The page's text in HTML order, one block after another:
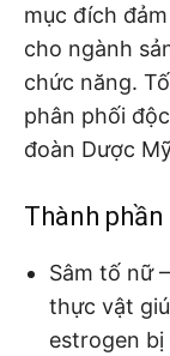
mục đích
cho ngành
chức năng.
phân phối
đoàn Dược
Thành
Sâm tố nữ
thực vật
estrogen